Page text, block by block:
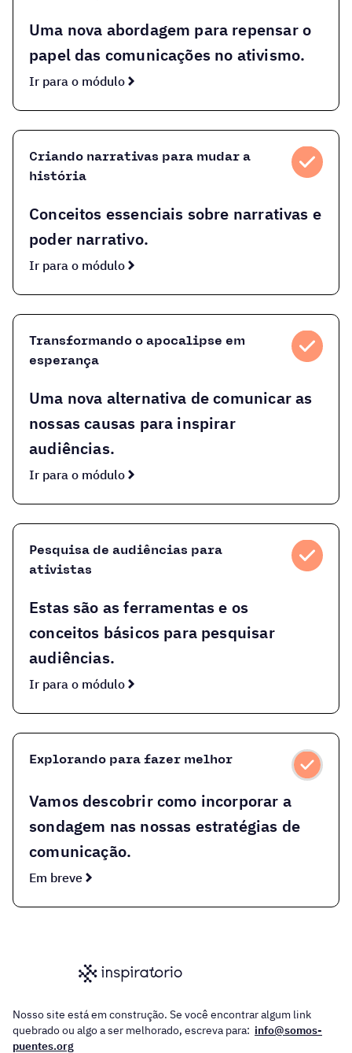
Uma nova abordagem para repensar o
papel das comunicações no ativismo.
Ir para o módulo
Criando narrativas para mudar a
história
Conceitos essenciais sobre narrativas e
poder narrativo.
Ir para o módulo
Transformando o apocalipse em
esperança
Uma nova alternativa de comunicar as
nossas causas para inspirar
audiências.
Ir para o módulo
Pesquisa de audiências para
ativistas
Estas são as ferramentas e os
conceitos básicos para pesquisar
audiências.
Ir para o módulo
Explorando para fazer melhor
Vamos descobrir como incorporar a
sondagem nas nossas estratégias de
comunicação.
Em breve
Nosso site está em construção. Se você encontrar algum link
quebrado ou algo a ser melhorado, escreva para: info@somos-
puentes.org